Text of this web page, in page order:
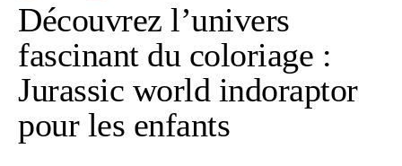
Découvrez l’univers
fascinant du coloriage :
Jurassic world indoraptor
pour les enfants